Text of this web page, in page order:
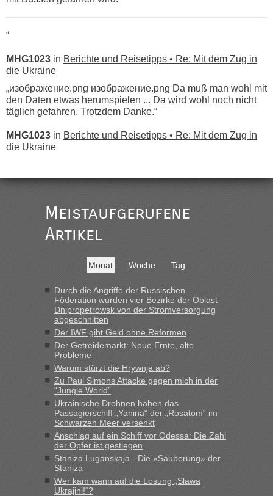
“
MHG1023 in Berichte und Reisetipps • Re: Mit dem Zug in
die Ukraine
„изображение.png изображение.png Da muß man wohl mit
den Daten etwas herumspielen ... Da wird wohl noch nicht
täglich gefahren. Trotzdem Danke.“
MHG1023 in Berichte und Reisetipps • Re: Mit dem Zug in
die Ukraine
Ist korrekt, aber ich finde man hätte trotzdem im Text gleich
darauf hinweisen können.
War aber nicht "böse" gemeint ...
buchbar - warum auch immer ...
Hab´s versucht - bekomme aber immer angezeigt "auf dieser
Strecke fahren wir nicht"
MHG1023 inBerichte und Reisetipps • Re: Mit dem Zug in
die Ukraine
„Man sollte aber explizit dazu schreiben, daß es ein Zug von
LeoExpress ist - und nur auf deren Webseite kann man die
Fahrkarten kaufen. Zumindest ist es die erste Umsteigefreie
Verbindung von Deutschland...“
Recht, Visa und Dokumente • Re: Deklaration
gebrauchter Kleidung beim Zoll
„Vielen Dank, mit einem Briefchen meiner Frau im Gepäck
gab es keine Probleme“
Meistaufgerufene
Artikel
Monat Woche Tag
Durch die Angriffe der Russischen
Föderation wurden vier Bezirke der Oblast
Dnipropetrowsk von der Stromversorgung
abgeschnitten
Der IWF gibt Geld ohne Reformen
Der Getreidemarkt: Neue Ernte, alte
Probleme
Warum stürzt die Hrywnja ab?
Zu Paul Simons Attacke gegen mich in der
“Jungle World”
Ukrainische Drohnen haben das
Passagierschiff „Yanina“ der „Rosatom“ im
Schwarzen Meer versenkt
Anschlag auf ein Schiff vor Odessa: Die Zahl
der Opfer ist gestiegen
Staniza Luganskaja - Die «Säuberung» der
Staniza
Wer kam wann auf die Losung „Slawa
Ukrajini!“?